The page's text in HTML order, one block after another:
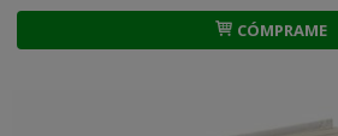
CÓMPRAME